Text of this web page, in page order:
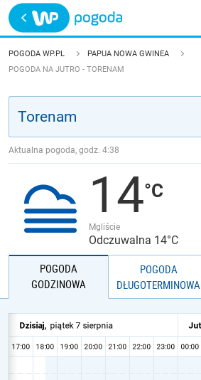
Trwa ładowanie
POLSKA
JAKOŚĆ POWIETRZA
POGODA WP.PL
PAPUA NOWA GWINEA
POGODA NA JUTRO - TORENAM
Aktualna pogoda, godz. 4:38
14
Mgliście
Odczuwalna 14°C
POGODA
GODZINOWA
POGODA
DŁUGOTERMINOWA